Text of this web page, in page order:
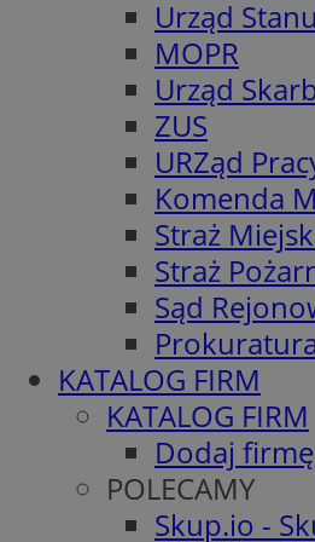
Urząd
MOPR
Urząd
ZUS
URZąd
Komenda
Straż
Straż
Sąd
KATALOG FIRM
KATALOG FIRM
Dodaj
POLECAMY
Skup.io -